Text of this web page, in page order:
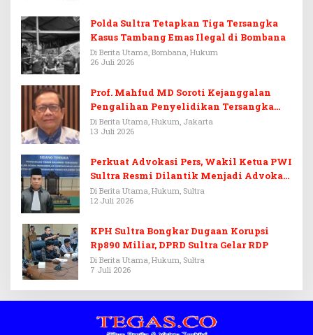
Polda Sultra Tetapkan Tiga Tersangka
Kasus Tambang Emas Ilegal di Bombana
Di Berita Utama, Bombana, Hukum
26 Juli 2026
Prof. Mahfud MD Soroti Kejanggalan
Pengalihan Penyelidikan Tersangka
Febrie Adriansyah
Di Berita Utama, Hukum, Jakarta
13 Juli 2026
Perkuat Advokasi Pers, Wakil Ketua PWI
Sultra Resmi Dilantik Menjadi Advokat
PERADI
Di Berita Utama, Hukum, Sultra
12 Juli 2026
KPH Sultra Bongkar Dugaan Korupsi
Rp890 Miliar, DPRD Sultra Gelar RDP
Di Berita Utama, Hukum, Sultra
7 Juli 2026